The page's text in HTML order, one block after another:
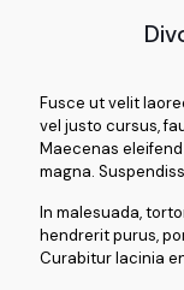
Fusce ut velit
vel justo cursus,
Maecenas
magna.
In malesuada,
hendrerit purus,
Curabitur lacinia